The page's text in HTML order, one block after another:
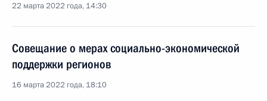
22 марта 2022 года, 14:30
Совещание о мерах социально-экономической
поддержки регионов
16 марта 2022 года, 18:10